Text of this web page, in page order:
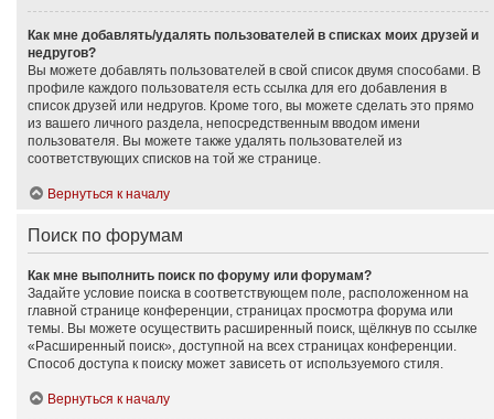
Как мне добавлять/удалять пользователей в списках моих друзей и
недругов?
Вы можете добавлять пользователей в свой список двумя способами. В
профиле каждого пользователя есть ссылка для его добавления в
список друзей или недругов. Кроме того, вы можете сделать это прямо
из вашего личного раздела, непосредственным вводом имени
пользователя. Вы можете также удалять пользователей из
соответствующих списков на той же странице.
Вернуться к началу
Поиск по форумам
Как мне выполнить поиск по форуму или форумам?
Задайте условие поиска в соответствующем поле, расположенном на
главной странице конференции, страницах просмотра форума или
темы. Вы можете осуществить расширенный поиск, щёлкнув по ссылке
«Расширенный поиск», доступной на всех страницах конференции.
Способ доступа к поиску может зависеть от используемого стиля.
Вернуться к началу